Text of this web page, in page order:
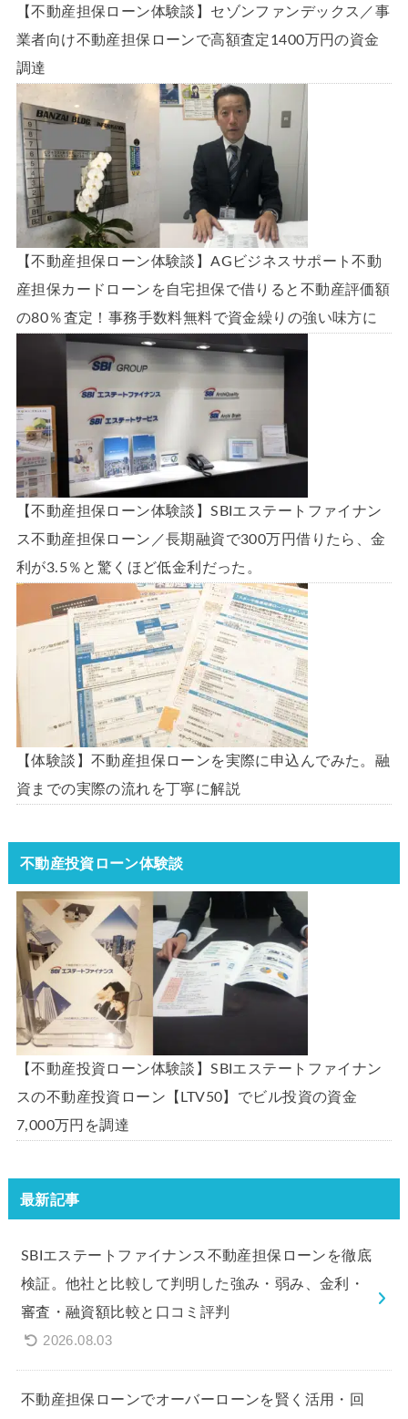
【不動産担保ローン体験談】セゾンファンデックス／事
業者向け不動産担保ローンで高額査定1400万円の資金
調達
【不動産担保ローン体験談】AGビジネスサポート不動
産担保カードローンを自宅担保で借りると不動産評価額
の80％査定！事務手数料無料で資金繰りの強い味方に
【不動産担保ローン体験談】SBIエステートファイナン
ス不動産担保ローン／長期融資で300万円借りたら、金
利が3.5％と驚くほど低金利だった。
【体験談】不動産担保ローンを実際に申込んでみた。融
資までの実際の流れを丁寧に解説
不動産投資ローン体験談
【不動産投資ローン体験談】SBIエステートファイナン
スの不動産投資ローン【LTV50】でビル投資の資金
7,000万円を調達
最新記事
SBIエステートファイナンス不動産担保ローンを徹底
検証。他社と比較して判明した強み・弱み、金利・
審査・融資額比較と口コミ評判
2026.08.03
不動産担保ローンでオーバーローンを賢く活用・回